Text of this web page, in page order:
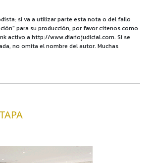
si va a utilizar parte esta nota o del fallo
para su producción, por favor cítenos como
activo a http://www.diariojudicial.com. Si se
no omita el nombre del autor. Muchas